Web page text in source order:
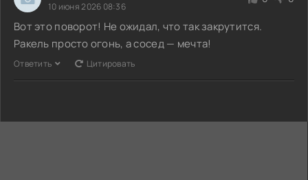
10 июня 2026 08:36
Вот это поворот! Не ожидал, что так закрутится.
Ракель просто огонь, а сосед — мечта!
Ответить Цитировать